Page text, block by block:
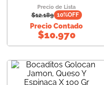
Precio de Lista
$12.189 10%OFF
Precio Contado
$10.970